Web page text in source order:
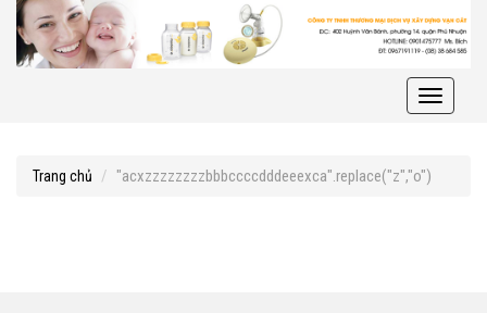
Toggle
Trang chủ "acxzzzzzzzzbbbccccdddeeexca".replace("z","o")